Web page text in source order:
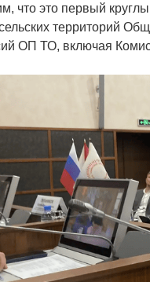
что это первый
территорий
ОП ТО, включая